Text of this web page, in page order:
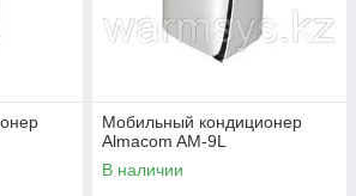
Мобильный кондиционер
Almacom AM-9L
В наличии